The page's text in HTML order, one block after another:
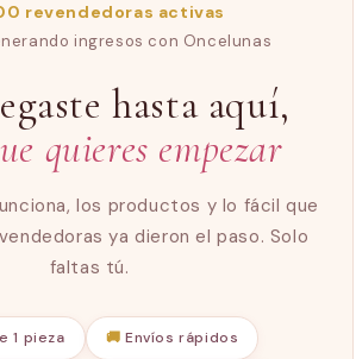
revendedoras activas
ingresos con Oncelunas
hasta aquí,
quieres empezar
los productos y lo fácil que
ya dieron el paso. Solo
faltas tú.
1 pieza 🚚 Envíos rápidos